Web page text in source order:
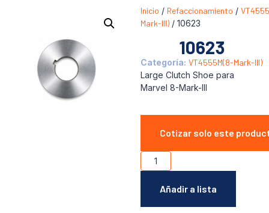
Inicio / Refaccionamiento /
Mark-III) / 10623
10623
Categoría: VT4555M(8-Mark-III)
Large Clutch Shoe para
Marvel 8-Mark-III
Cotizar solo este
Añadir a lista